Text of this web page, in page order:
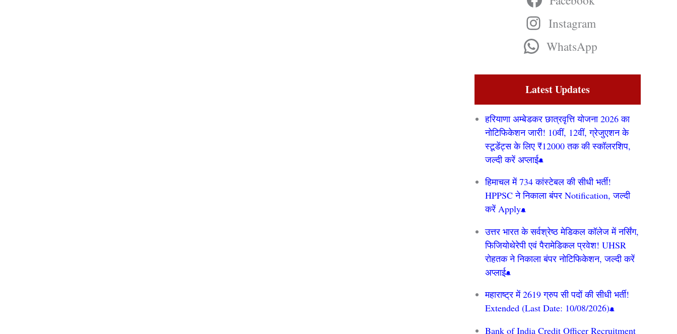
Instagram
WhatsApp
Latest Updates
हरियाणा अम्बेडकर छात्रवृत्ति योजना 2026 का
नोटिफिकेशन जारी! 10वीं, 12वीं, ग्रेजुएशन के
स्टूडेंट्स के लिए ₹12000 तक की स्कॉलरशिप,
जल्दी करें अप्लाई
हिमाचल में 734 कांस्टेबल की सीधी भर्ती!
HPPSC ने निकाला बंपर Notification, जल्दी
करें Apply
उत्तर भारत के सर्वश्रेष्ठ मेडिकल कॉलेज में नर्सिंग,
फिजियोथेरेपी एवं पैरामेडिकल प्रवेश! UHSR
रोहतक ने निकाला बंपर नोटिफिकेशन, जल्दी करें
अप्लाई
महाराष्ट्र में 2619 ग्रुप सी पदों की सीधी भर्ती!
Extended (Last Date: 10/08/2026)
Bank of India Credit Officer Recruitment